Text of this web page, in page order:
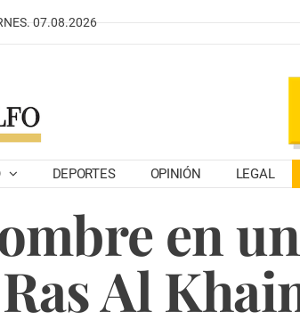
07.08.2026
DEPORTES OPINIÓN LEGAL
en
Al